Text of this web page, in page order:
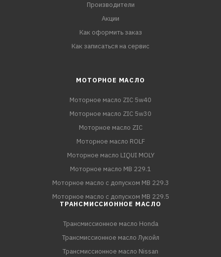
Производители
Акции
Как оформить заказ
Как записаться на сервис
МОТОРНОЕ МАСЛО
Моторное масло ZIC 5w40
Моторное масло ZIC 5w30
Моторное масло ZIC
Моторное масло ROLF
Моторное масло LIQUI MOLY
Моторное масло MB 229.1
Моторное масло с допуском MB 229.3
Моторное масло с допуском MB 229.5
ТРАНСМИССИОННОЕ МАСЛО
Трансмиссионное масло Honda
Трансмиссионное масло Лукойл
Трансмиссионное масло Nissan